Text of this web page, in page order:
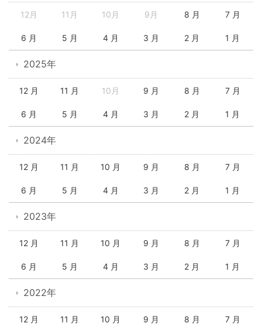
12月 11月 10月 9月 8 月 7 月
6 月 5 月 4 月 3 月 2 月 1 月
2025年
12 月 11 月 10月 9 月 8 月 7 月
6 月 5 月 4 月 3 月 2 月 1 月
2024年
12 月 11 月 10 月 9 月 8 月 7 月
6 月 5 月 4 月 3 月 2 月 1 月
2023年
12 月 11 月 10 月 9 月 8 月 7 月
6 月 5 月 4 月 3 月 2 月 1 月
2022年
12 月 11 月 10 月 9 月 8 月 7 月